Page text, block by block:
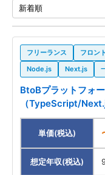
案件先エリア
フリーランス フロン
Node.js
Next.js
BtoBプラットフォ
（TypeScript/
単価(税込)
想定年収(税込)